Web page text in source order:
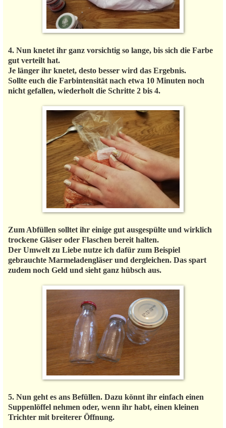
4. Nun knetet ihr ganz vorsichtig so lange, bis sich die Farbe
gut verteilt hat.
Je länger ihr knetet, desto besser wird das Ergebnis.
Sollte euch die Farbintensität nach etwa 10 Minuten noch
nicht gefallen, wiederholt die Schritte 2 bis 4.
Zum Abfüllen solltet ihr einige gut ausgespülte und wirklich
trockene Gläser oder Flaschen bereit halten.
Der Umwelt zu Liebe nutze ich dafür zum Beispiel
gebrauchte Marmeladengläser und dergleichen. Das spart
zudem noch Geld und sieht ganz hübsch aus.
5. Nun geht es ans Befüllen. Dazu könnt ihr einfach einen
Suppenlöffel nehmen oder, wenn ihr habt, einen kleinen
Trichter mit breiterer Öffnung.